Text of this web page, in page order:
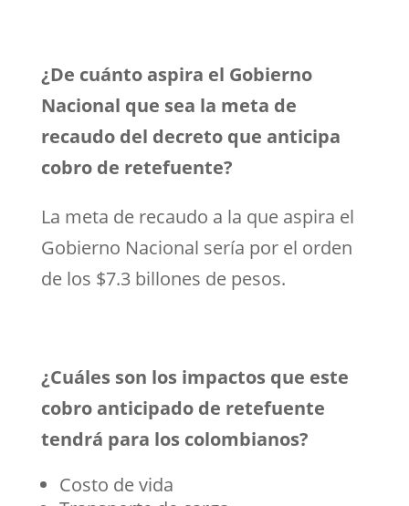
¿De cuánto aspira el Gobierno
Nacional que sea la meta de
recaudo del decreto que anticipa
cobro de retefuente?
La meta de recaudo a la que aspira el
Gobierno Nacional sería por el orden
de los $7.3 billones de pesos.
¿Cuáles son los impactos que este
cobro anticipado de retefuente
tendrá para los colombianos?
Costo de vida